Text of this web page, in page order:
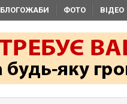
БЛОГОЖАБИ ФОТО ВІДЕО